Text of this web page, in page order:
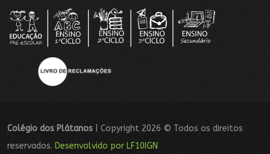
Colégio dos Plátanos
| Copyright 2026 © Todos os direitos
reservados. Desenvolvido por LF10IGN